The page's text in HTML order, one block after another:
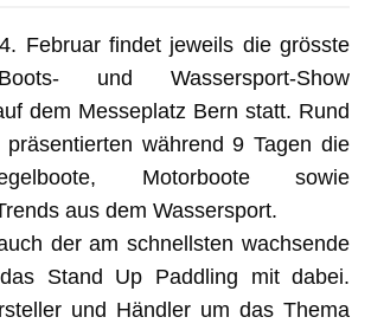
Februar findet jeweils die grösste
und Wassersport-Show
dem Messeplatz Bern statt. Rund
präsentierten während 9 Tagen die
Motorboote sowie
aus dem Wassersport.
der am schnellsten wachsende
Stand Up Paddling mit dabei.
und Händler um das Thema